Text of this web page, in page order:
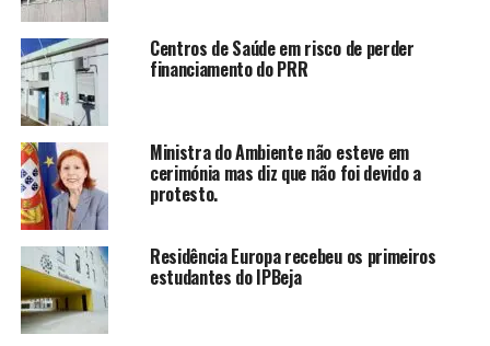
Centros de Saúde em risco de perder
financiamento do PRR
Ministra do Ambiente não esteve em
cerimónia mas diz que não foi devido a
protesto.
Residência Europa recebeu os primeiros
estudantes do IPBeja